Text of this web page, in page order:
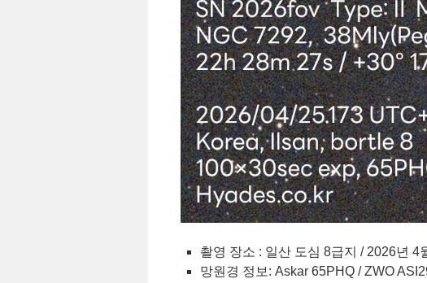
촬영 장소 : 일산 도심 8급지 / 2026년 4
망원경 정보: Askar 65PHQ / ZWO